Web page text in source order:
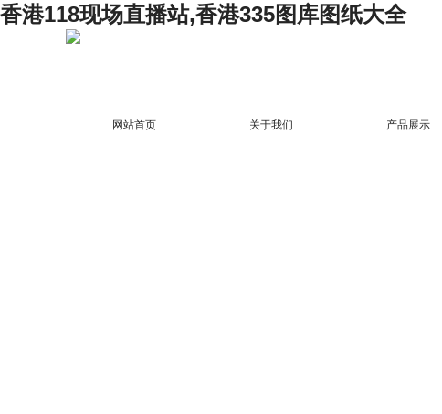
香港118现场直播站,香港335图库图纸大全
网站首页 关于我们 产品展示